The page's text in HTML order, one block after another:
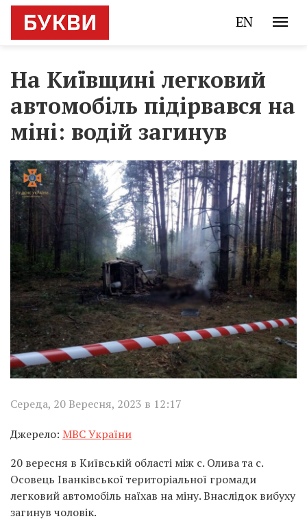
EN
На Київщині легковий
автомобіль підірвався на
міні: водій загинув
Середа, 20 Вересня, 2023 в 12:17
Джерело: МВС України
20 вересня в Київській області між с. Олива та с.
Осовець Іванківської територіальної громади
легковий автомобіль наїхав на міну. Внаслідок вибуху
загинув чоловік.